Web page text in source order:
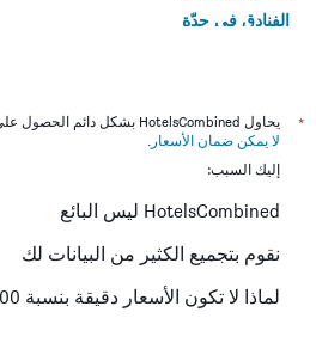
الفنادق في جدّة
*
يحاول HotelsCombined بشكل دائم الحصول على الأسعار الدقيقة، ولكن
لا يمكن ضمان الأسعار .
إليك السبب:
HotelsCombined ليس البائع
نقوم بتجميع الكثير من البيانات لك
لماذا لا تكون الأسعار دقيقة بنسبة 100٪؟